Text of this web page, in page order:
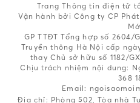
Trang Thông tin điện tử
Vận hành bởi Công ty CP
GP TTĐT Tổng hợp số 2604/
Truyền thông Hà Nội cấp
thay Chủ sở hữu số 1182/
Chịu trách nhiệm nội dung:
368
Email:
Địa chỉ: Phòng 502, Tòa nhà